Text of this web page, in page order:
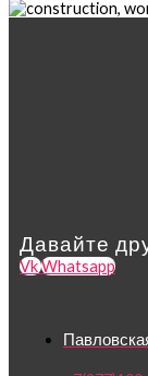
Давайте
VkWhatsapp